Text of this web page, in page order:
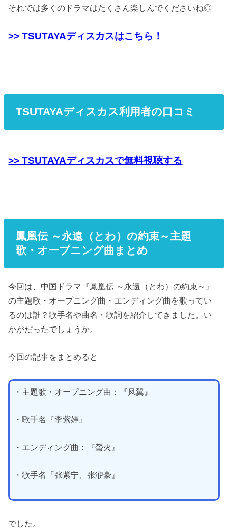
それでは多くのドラマはたくさん楽しんでくださいね◎
>> TSUTAYAディスカスはこちら！
TSUTAYAディスカス利用者の口コミ
>> TSUTAYAディスカスで無料視聴する
鳳凰伝 ～永遠（とわ）の約束～主題
歌・オープニング曲まとめ
今回は、中国ドラマ『鳳凰伝 ～永遠（とわ）の約束～』
の主題歌・オープニング曲・エンディング曲を歌ってい
るのは誰？歌手名や曲名・歌詞を紹介してきました。い
かがだったでしょうか。
今回の記事をまとめると
・主題歌・オープニング曲：『凤翼』
・歌手名『李紫婷』
・エンディング曲：『螢火』
・歌手名『张紫宁、张洢豪』
でした。